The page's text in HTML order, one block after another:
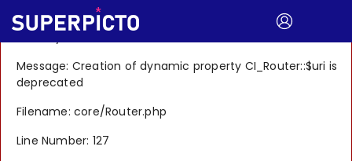
A PHP Error was encountered
Message: Creation of dynamic property CI_Router::$uri is
deprecated
Filename: core/Router.php
Line Number: 127